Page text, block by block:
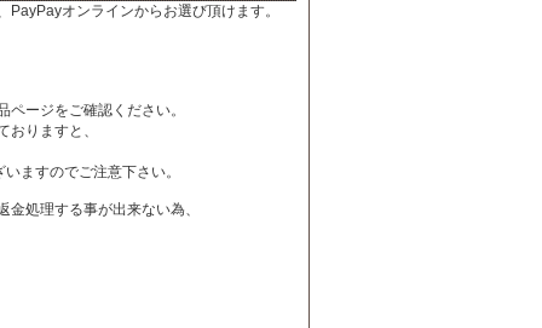
オンラインからお選び頂けます。
ージをご確認ください。
りますと、
ますのでご注意下さい。
処理する事が出来ない為、